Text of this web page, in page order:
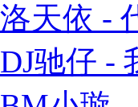
洛天依 -
DJ驰仔 -